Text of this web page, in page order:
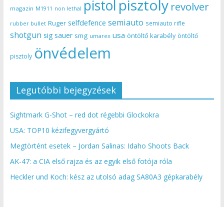
magazin M1911 non lethal pistol pisztoly revolver
rubber bullet Ruger selfdefence semiauto semiauto rifle
shotgun sig sauer smg umarex usa öntöltő karabély öntöltő
pisztoly önvédelem
Legutóbbi bejegyzések
Sightmark G-Shot – red dot régebbi Glockokra
USA: TOP10 kézifegyvergyártó
Megtörtént esetek – Jordan Salinas: Idaho Shoots Back
AK-47: a CIA első rajza és az egyik első fotója róla
Heckler und Koch: kész az utolsó adag SA80A3 gépkarabély